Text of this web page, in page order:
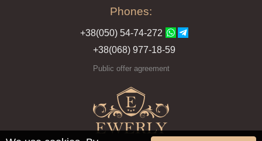
Phones:
+38(050) 54-74-272
+38(068) 977-18-59
Public offer agreement